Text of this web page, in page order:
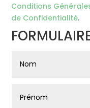
Conditions
de Confidentialité.